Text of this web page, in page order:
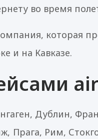
во время
которая
и на Кавказе.
Дублин,
Рим,